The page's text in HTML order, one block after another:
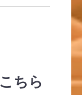
ちら